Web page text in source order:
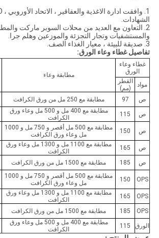
الشهادات.
2. التعاون مع العديد من محلات السوبر ماركت
والمستشفيات وتجار التجزئة والموزعين وهلم جرا.
3. صديقة للبيئة ، معيار الغذاء الصف.
تفاصيل غطاء وعاء الورق:
غطاء وعاء
الورق
مطابقة وعاء
مواد
القطر
(مم)
ص 97 مطابقة مع 250 مل من ورق الكرافت
ص
115
مطابقة مع 400 مل و 500 مل وعاء ورق
الكرافت
ص
150
مطابقة مع 500 مل أقصر و 750 مل و 1000
مل وعاء ورق الكرافت
ص
165
مطابقة مع 1100 مل و 1300 مل وعاء ورق
الكرافت
ص
185 مطابقة مع 1500 مل من ورق الكرافت
OPS
150
مطابقة مع 500 مل أقصر و 750 مل و 1000
مل وعاء ورق الكرافت
OPS
165
مطابقة مع 1100 مل و 1300 مل وعاء ورق
الكرافت
OPS
185 مطابقة مع 1500 مل من ورق الكرافت
الورق
115
مطابقة مع 400 مل و 500 مل وعاء ورق
الكرافت